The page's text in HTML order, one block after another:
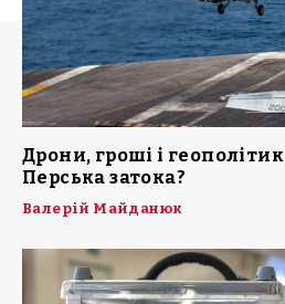
Дрони, гроші і
Перська затока?
Валерій Майданюк